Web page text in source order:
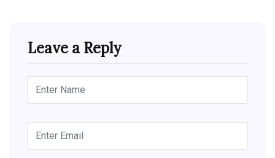
Leave a Reply